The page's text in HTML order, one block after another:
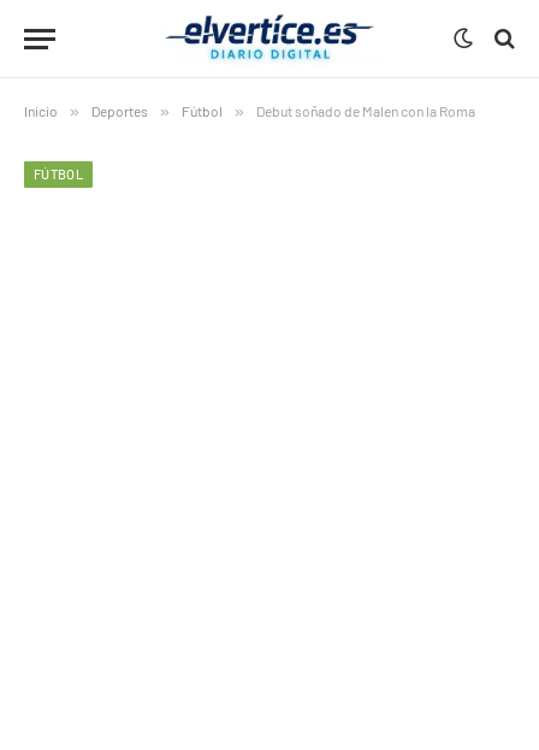
Inicio » Deportes » Fútbol » Debut soñado de Malen con la Roma
FÚTBOL